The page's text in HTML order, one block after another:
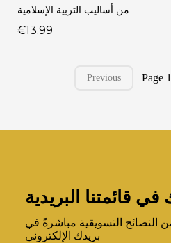
من أساليب التربية الإسلامية
€13.99
Previous Page
قائمتنا البريدية
النصائح التسويقية مباشرةً في
بريدك الإلكتروني